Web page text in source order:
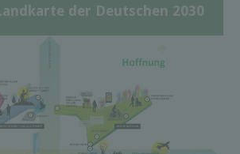
der Deutschen 2030